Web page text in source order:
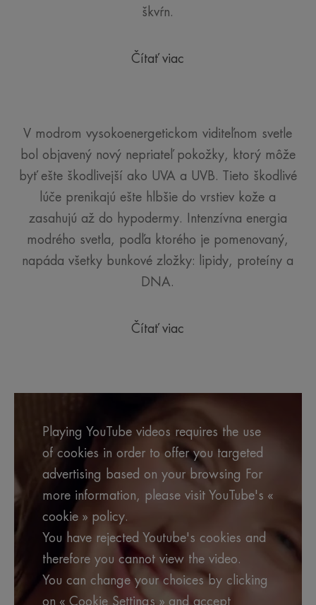
škvŕn.
Čítať viac
V modrom vysokoenergetickom viditeľnom svetle
bol objavený nový nepriateľ pokožky, ktorý môže
byť ešte škodlivejší ako UVA a UVB. Tieto škodlivé
lúče prenikajú ešte hlbšie do vrstiev kože a
zasahujú až do hypodermy. Intenzívna energia
modrého svetla, podľa ktorého je pomenovaný,
napáda všetky bunkové zložky: lipidy, proteíny a
DNA.
Čítať viac
Playing YouTube videos requires the use
of cookies in order to offer you targeted
advertising based on your browsing For
more information, please visit YouTube's «
cookie » policy.
You have rejected Youtube's cookies and
therefore you cannot view the video.
You can change your choices by clicking
on « Cookie Settings » and accept